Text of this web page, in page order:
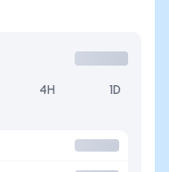
4H 1D